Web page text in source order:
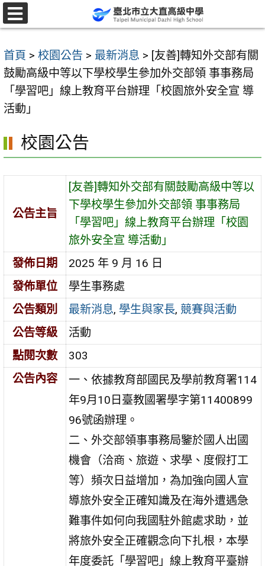
跳
至
要
內
區
首頁 > 校園公告 > 最新消息 > [友善]轉知外交部有關
鼓勵高級中等以下學校學生參加外交部領 事事務局
「學習吧」線上教育平台辦理「校園旅外安全宣 導
活動」
校園公告
公告主旨
[友善]轉知外交部有關鼓勵高級中等以
下學校學生參加外交部領 事事務局
「學習吧」線上教育平台辦理「校園
旅外安全宣 導活動」
發佈日期
2025 年 9 月 16 日
發佈單位
學生事務處
公告類別
最新消息, 學生與家長, 競賽與活動
公告等級
活動
點閱次數
303
公告內容
一、依據教育部國民及學前教育署114
年9月10日臺教國署學字第11400899
96號函辦理。
二、外交部領事事務局鑒於國人出國
機會（洽商、旅遊、求學、度假打工
等）頻次日益增加，為加強向國人宣
導旅外安全正確知識及在海外遭遇急
難事件如何向我國駐外館處求助，並
將旅外安全正確觀念向下扎根，本學
年度委託「學習吧」線上教育平臺辦
選
單